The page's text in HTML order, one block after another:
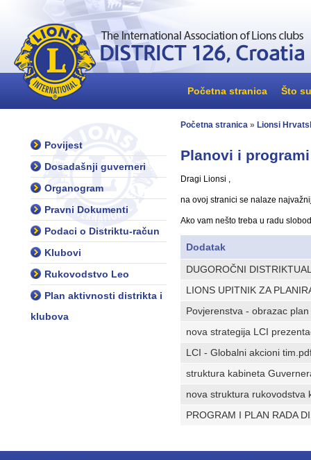
Početna stranica Što
Početna stranica » Lionsi
Planovi i
Dragi Lionsi ,
na ovoj stranici se nalaze
Ako vam nešto treba u radu
Dodatak
DUGOROČNI
LIONS UPITNIK ZA
Povjerenstva - obrazac
nova strategija LCI
LCI - Globalni akcioni
struktura kabineta
nova struktura rukovodstva
PROGRAM I PLAN RADA
Povijest
Dosadašnji guverneri
Organogram
Pravni Dokumenti
Podaci o Distriktu-račun
Klubovi
Rukovodstvo Leo
Plan aktivnosti distrikta i
klubova